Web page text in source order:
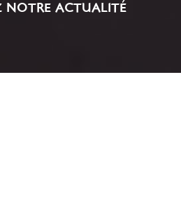
NOTRE ACTUALITÉ